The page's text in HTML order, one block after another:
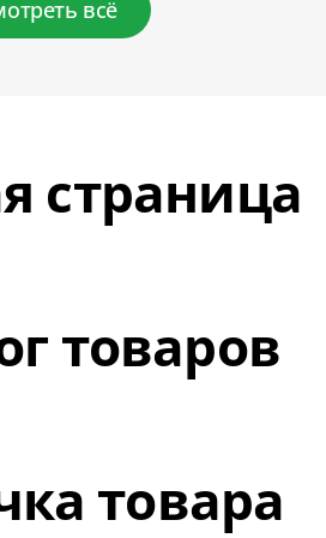
всё
страница
товаров
товара